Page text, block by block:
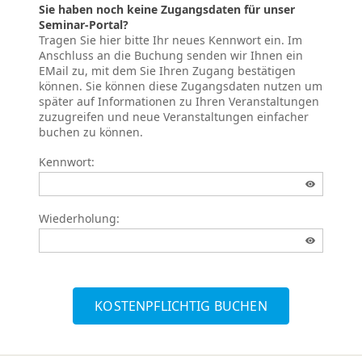
Sie haben noch keine Zugangsdaten für unser
Seminar-Portal?
Tragen Sie hier bitte Ihr neues Kennwort ein. Im
Anschluss an die Buchung senden wir Ihnen ein
EMail zu, mit dem Sie Ihren Zugang bestätigen
können. Sie können diese Zugangsdaten nutzen um
später auf Informationen zu Ihren Veranstaltungen
zuzugreifen und neue Veranstaltungen einfacher
buchen zu können.
Kennwort:
Wiederholung:
KOSTENPFLICHTIG BUCHEN